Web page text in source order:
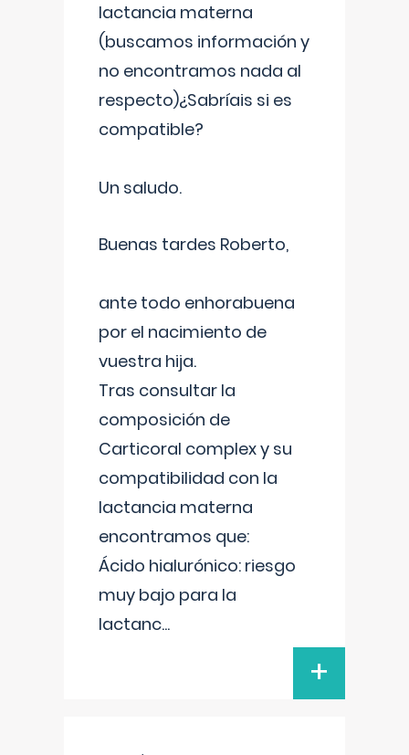
lactancia materna
(buscamos información y
no encontramos nada al
respecto)¿Sabríais si es
compatible?
Un saludo.
Buenas tardes Roberto,
ante todo enhorabuena
por el nacimiento de
vuestra hija.
Tras consultar la
composición de
Carticoral complex y su
compatibilidad con la
lactancia materna
encontramos que:
Ácido hialurónico: riesgo
muy bajo para la
lactanc...
+